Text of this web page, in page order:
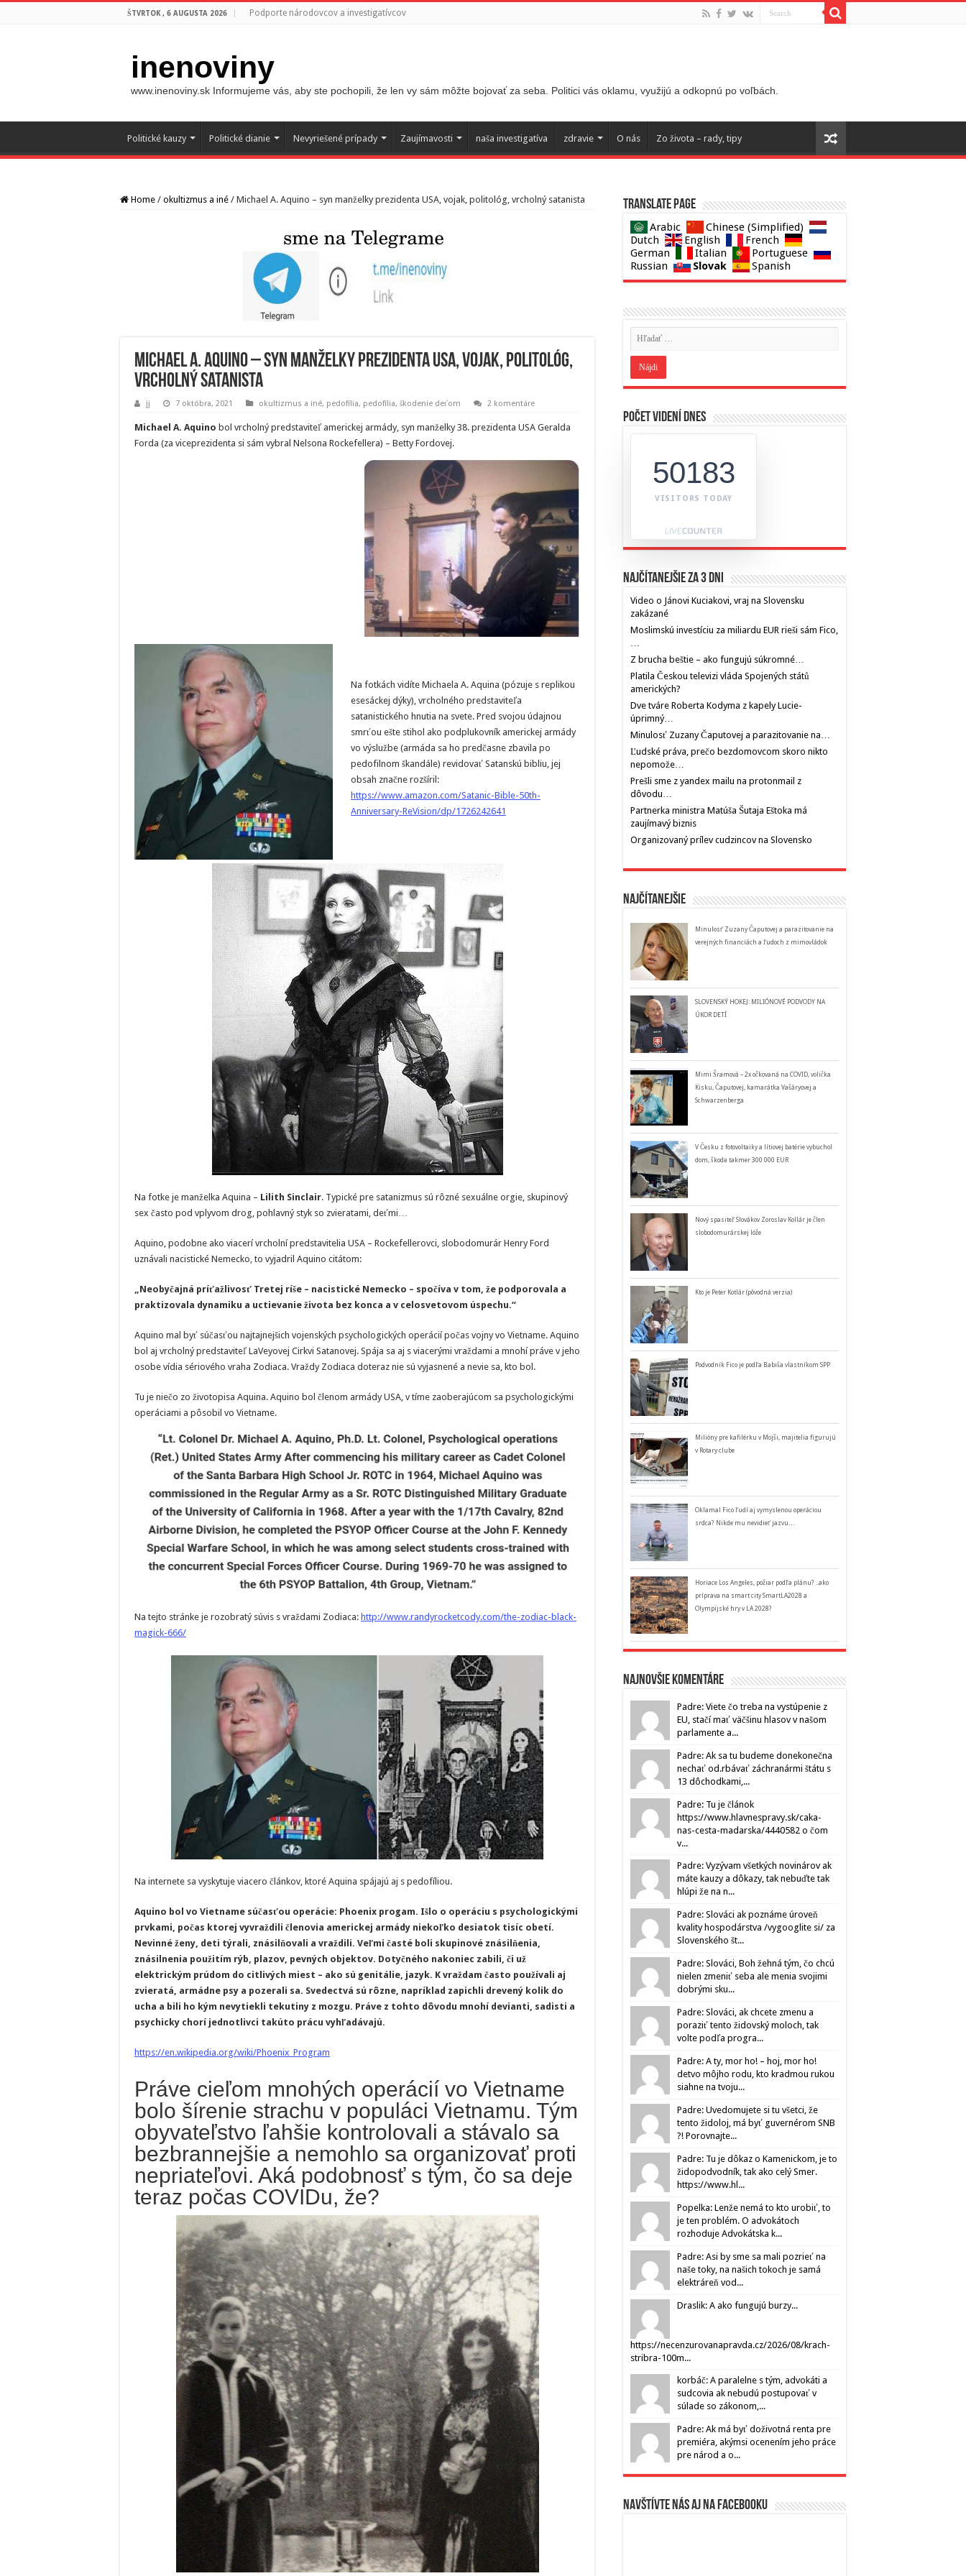
ŠTVRTOK , 6 AUGUSTA 2026 Podporte národovcov a investigatívcov
inenoviny
www.inenoviny.sk Informujeme vás, aby ste pochopili, že len vy sám môžte bojovať za seba. Politici vás oklamu, využijú a odkopnú po voľbách.
Politické kauzy Politické dianie Nevyriešené prípady Zaujímavosti naša investigatíva zdravie O nás Zo života – rady, tipy
Home / okultizmus a iné / Michael A. Aquino – syn manželky prezidenta USA, vojak, politológ, vrcholný satanista
Michael A. Aquino – syn manželky prezidenta USA, vojak, politológ,
vrcholný satanista
jj 7 októbra, 2021 okultizmus a iné, pedofília, pedofília, škodenie deťom 2 komentáre
Michael A. Aquino bol vrcholný predstaviteľ americkej armády, syn manželky 38. prezidenta USA Geralda
Forda (za viceprezidenta si sám vybral Nelsona Rockefellera) – Betty Fordovej.
Na fotkách vidíte Michaela A. Aquina (pózuje s replikou
esesáckej dýky), vrcholného predstaviteľa
satanistického hnutia na svete. Pred svojou údajnou
smrťou ešte stihol ako podplukovník americkej armády
vo výslužbe (armáda sa ho predčasne zbavila po
pedofilnom škandále) revidovať Satanskú bibliu, jej
obsah značne rozšíril:
https://www.amazon.com/Satanic-Bible-50th-
Anniversary-ReVision/dp/1726242641
Na fotke je manželka Aquina – Lilith Sinclair. Typické pre satanizmus sú rôzné sexuálne orgie, skupinový
sex často pod vplyvom drog, pohlavný styk so zvieratami, deťmi…
Aquino, podobne ako viacerí vrcholní predstavitelia USA – Rockefellerovci, slobodomurár Henry Ford
uznávali nacistické Nemecko, to vyjadril Aquino citátom:
„Neobyčajná príťažlivosť Tretej ríše – nacistické Nemecko – spočíva v tom, že podporovala a
praktizovala dynamiku a uctievanie života bez konca a v celosvetovom úspechu.“
Aquino mal byť súčasťou najtajnejšich vojenských psychologických operácií počas vojny vo Vietname. Aquino
bol aj vrcholný predstaviteľ LaVeyovej Cirkvi Satanovej. Spája sa aj s viacerými vraždami a mnohí práve v jeho
osobe vídia sériového vraha Zodiaca. Vraždy Zodiaca doteraz nie sú vyjasnené a nevie sa, kto bol.
Tu je niečo zo životopisa Aquina. Aquino bol členom armády USA, v tíme zaoberajúcom sa psychologickými
operáciami a pôsobil vo Vietname.
Na tejto stránke je rozobratý súvis s vraždami Zodiaca: http://www.randyrocketcody.com/the-zodiac-black-
magick-666/
Na internete sa vyskytuje viacero článkov, ktoré Aquina spájajú aj s pedofíliou.
Aquino bol vo Vietname súčasťou operácie: Phoenix progam. Išlo o operáciu s psychologickými
prvkami, počas ktorej vyvraždili členovia americkej armády niekoľko desiatok tisíc obetí.
Nevinné ženy, deti týrali, znásilňovali a vraždili. Veľmi časté boli skupinové znásilňenia,
znásilnenia použitím rýb, plazov, pevných objektov. Dotyčného nakoniec zabili, či už
elektrickým prúdom do citlivých miest – ako sú genitálie, jazyk. K vraždam často používali aj
zvieratá, armádne psy a pozerali sa. Svedectvá sú rôzne, napríklad zapichli drevený kolik do
ucha a bili ho kým nevytiekli tekutiny z mozgu. Práve z tohto dôvodu mnohí devianti, sadisti a
psychicky chorí jednotlivci takúto prácu vyhľadávajú.
https://en.wikipedia.org/wiki/Phoenix_Program
Práve cieľom mnohých operácií vo Vietname
bolo šírenie strachu v populáci Vietnamu. Tým
obyvateľstvo ľahšie kontrolovali a stávalo sa
bezbrannejšie a nemohlo sa organizovať proti
nepriateľovi. Aká podobnosť s tým, čo sa deje
teraz počas COVIDu, že?
Translate page
Arabic
Chinese (Simplified)
Dutch
English
French
German
Italian
Portuguese
Russian
Slovak Spanish
Počet videní dnes
50183
VISITORS TODAY
Najčítanejšie za 3 dni
Video o Jánovi Kuciakovi, vraj na Slovensku
zakázané
Moslimskú investíciu za miliardu EUR rieši sám Fico,
…
Z brucha beštie – ako fungujú súkromné…
Platila Českou televizi vláda Spojených států
amerických?
Dve tváre Roberta Kodyma z kapely Lucie-
úprimný…
Minulosť Zuzany Čaputovej a parazitovanie na…
Ľudské práva, prečo bezdomovcom skoro nikto
nepomože…
Prešli sme z yandex mailu na protonmail z
dôvodu…
Partnerka ministra Matúša Šutaja Eštoka má
zaujímavý biznis
Organizovaný prílev cudzincov na Slovensko
Najčítanejšie
Minulosť Zuzany Čaputovej a parazitovanie na
verejných financiách a ľudoch z mimovládok
SLOVENSKÝ HOKEJ: MILIÓNOVÉ PODVODY NA
ÚKOR DETÍ
Mimi Šramová – 2x očkovaná na COVID, volička
Kisku, Čaputovej, kamarátka Vašáryovej a
Schwarzenberga
V Česku z fotovoltaiky a lítiovej batérie vybuchol
dom, škoda takmer 300 000 EUR
Nový spasiteľ Slovákov Zoroslav Kollár je člen
slobodomurárskej lóže
Kto je Peter Kotlár (pôvodná verzia)
Podvodník Fico je podľa Babiša vlastníkom SPP
Milióny pre kafilérku v Mojši, majitelia figurujú
v Rotary clube
Oklamal Fico ľudí aj vymyslenou operáciou
srdca? Nikde mu nevidieť jazvu…
Horiace Los Angeles, požiar podľa plánu? ..ako
príprava na smart city SmartLA2028 a
Olympijské hry v LA 2028?
Najnovšie komentáre
Padre: Viete čo treba na vystúpenie z
EU, stačí mať väčšinu hlasov v našom
parlamente a...
Padre: Ak sa tu budeme donekonečna
nechať od.rbávať záchranármi štátu s
13 dôchodkami,...
Padre: Tu je článok
https://www.hlavnespravy.sk/caka-
nas-cesta-madarska/4440582 o čom
v...
Padre: Vyzývam všetkých novinárov ak
máte kauzy a dôkazy, tak nebuďte tak
hlúpi že na n...
Padre: Slováci ak poznáme úroveň
kvality hospodárstva /vygooglite si/ za
Slovenského št...
Padre: Slováci, Boh žehná tým, čo chcú
nielen zmeniť seba ale menia svojimi
dobrými sku...
Padre: Slováci, ak chcete zmenu a
poraziť tento židovský moloch, tak
volte podľa progra...
Padre: A ty, mor ho! – hoj, mor ho!
detvo môjho rodu, kto kradmou rukou
siahne na tvoju...
Padre: Uvedomujete si tu všetci, že
tento židoloj, má byť guvernérom SNB
?! Porovnajte...
Padre: Tu je dôkaz o Kamenickom, je to
židopodvodník, tak ako celý Smer.
https://www.hl...
Popelka: Lenže nemá to kto urobiť, to
je ten problém. O advokátoch
rozhoduje Advokátska k...
Padre: Asi by sme sa mali pozrieť na
naše toky, na našich tokoch je samá
elektráreň vod...
Draslik: A ako fungujú burzy...
https://necenzurovanapravda.cz/2026/08/krach-
stribra-100m...
korbáč: A paralelne s tým, advokáti a
sudcovia ak nebudú postupovať v
súlade so zákonom,...
Padre: Ak má byť doživotná renta pre
premiéra, akýmsi ocenením jeho práce
pre národ a o...
Navštívte nás aj na Facebooku